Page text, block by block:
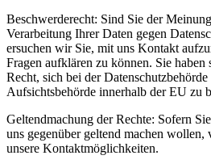
Beschwerderecht: Sind Sie der
Verarbeitung Ihrer Daten gegen
ersuchen wir Sie, mit uns Kontakt
Fragen aufklären zu können. Sie haben
Recht, sich bei der
Aufsichtsbehörde innerhalb der EU zu
Geltendmachung der Rechte: Sofern
uns gegenüber geltend machen wollen,
unsere Kontaktmöglichkeiten.